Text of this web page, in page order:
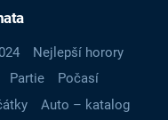
Nejlepší horory
Partie
Počasí
Auto – katalog